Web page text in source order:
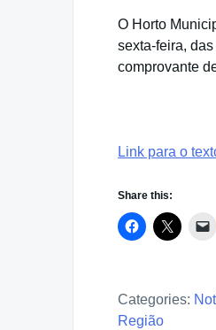
O Horto
sexta-feira,
comprovante
Link para o
Share this:
Categories:
Região